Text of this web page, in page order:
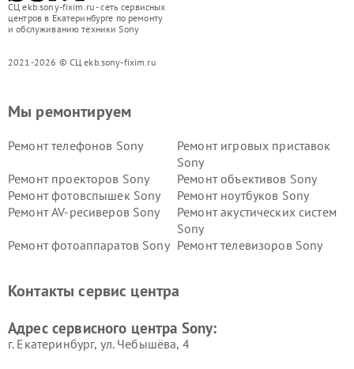
СЦ ekb.sony-fixim.ru - сеть сервисных
центров в Екатеринбурге по ремонту
и обслуживанию техники Sony
2021-2026 © СЦ ekb.sony-fixim.ru
Мы ремонтируем
Ремонт телефонов Sony
Ремонт игровых приставок
Sony
Ремонт проекторов Sony
Ремонт объективов Sony
Ремонт фотовспышек Sony
Ремонт ноутбуков Sony
Ремонт AV-ресиверов Sony
Ремонт акустических систем
Sony
Ремонт фотоаппаратов Sony Ремонт телевизоров Sony
Контакты сервис центра
Адрес сервисного центра Sony:
г. Екатеринбург, ул. Чебышёва, 4